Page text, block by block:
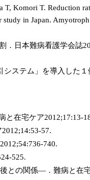
Komori T. Reduction
in Japan.
．日本難病看護学会誌
システム」を導入した
と在宅ケア2012;17:13-
57.
740.
525.
との関係—．難病と在